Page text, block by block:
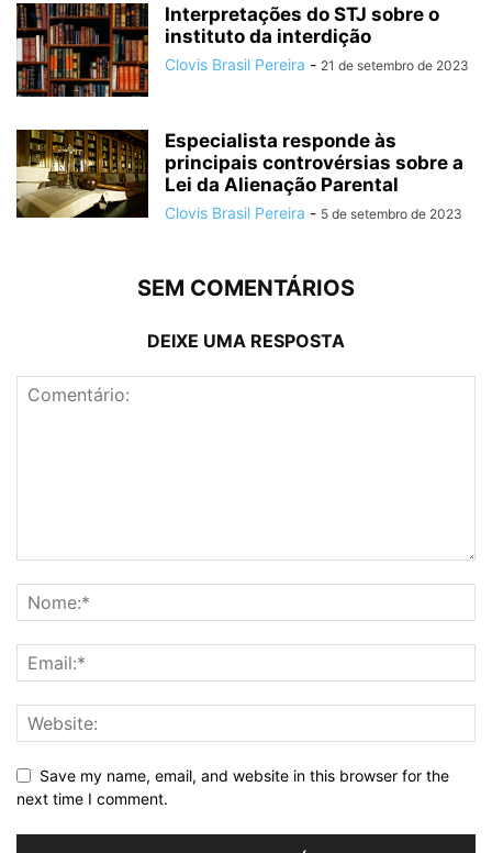
Interpretações do STJ sobre o
instituto da interdição
Clovis Brasil Pereira - 21 de setembro de 2023
Especialista responde às
principais controvérsias sobre a
Lei da Alienação Parental
Clovis Brasil Pereira - 5 de setembro de 2023
SEM COMENTÁRIOS
DEIXE UMA RESPOSTA
Save my name, email, and website in this browser for the
next time I comment.